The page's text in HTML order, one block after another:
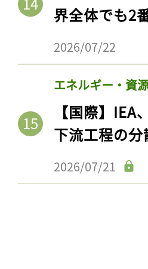
界全体でも2
2026/07/22
エネルギー・資
【国際】
下流工程の
2026/07/21